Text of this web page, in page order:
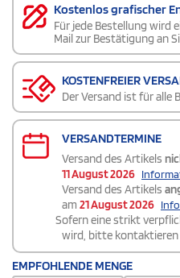
Kostenlos grafischer
Für jede Bestellung wird
Mail zur Bestätigung an
KOSTENFREIER
Der Versand ist für alle
VERSANDTERMINE
Versand des Artikels
11 August 2026
Versand des Artikels
am 21 August 2026
Sofern eine strikt
wird, bitte kontaktieren
EMPFOHLENDE MENGE